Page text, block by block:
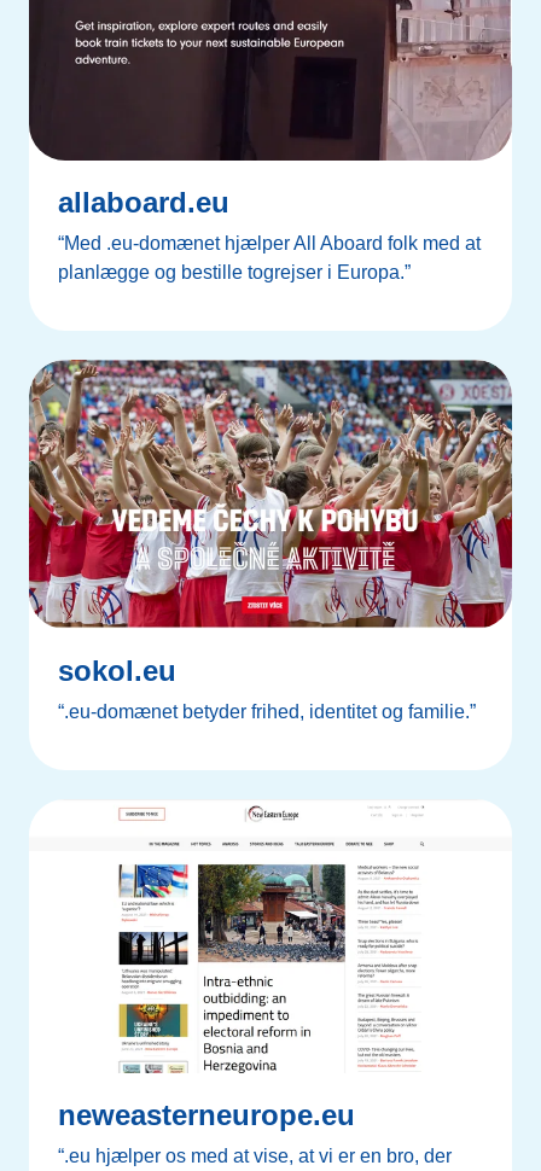
allaboard.eu
“Med .eu-domænet hjælper All Aboard folk med at
planlægge og bestille togrejser i Europa.”
sokol.eu
“.eu-domænet betyder frihed, identitet og familie.”
neweasterneurope.eu
“.eu hjælper os med at vise, at vi er en bro, der